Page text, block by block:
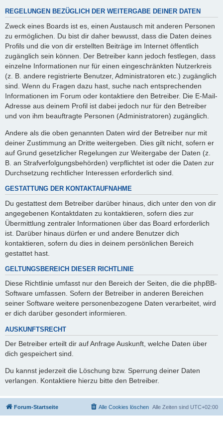
REGELUNGEN BEZÜGLICH DER WEITERGABE DEINER DATEN
Zweck eines Boards ist es, einen Austausch mit anderen Personen
zu ermöglichen. Du bist dir daher bewusst, dass die Daten deines
Profils und die von dir erstellten Beiträge im Internet öffentlich
zugänglich sein können. Der Betreiber kann jedoch festlegen, dass
einzelne Informationen nur für einen eingeschränkten Nutzerkreis
(z. B. andere registrierte Benutzer, Administratoren etc.) zugänglich
sind. Wenn du Fragen dazu hast, suche nach entsprechenden
Informationen im Forum oder kontaktiere den Betreiber. Die E-Mail-
Adresse aus deinem Profil ist dabei jedoch nur für den Betreiber
und von ihm beauftragte Personen (Administratoren) zugänglich.
Andere als die oben genannten Daten wird der Betreiber nur mit
deiner Zustimmung an Dritte weitergeben. Dies gilt nicht, sofern er
auf Grund gesetzlicher Regelungen zur Weitergabe der Daten (z.
B. an Strafverfolgungsbehörden) verpflichtet ist oder die Daten zur
Durchsetzung rechtlicher Interessen erforderlich sind.
GESTATTUNG DER KONTAKTAUFNAHME
Du gestattest dem Betreiber darüber hinaus, dich unter den von dir
angegebenen Kontaktdaten zu kontaktieren, sofern dies zur
Übermittlung zentraler Informationen über das Board erforderlich
ist. Darüber hinaus dürfen er und andere Benutzer dich
kontaktieren, sofern du dies in deinem persönlichen Bereich
gestattet hast.
GELTUNGSBEREICH DIESER RICHTLINIE
Diese Richtlinie umfasst nur den Bereich der Seiten, die die phpBB-
Software umfassen. Sofern der Betreiber in anderen Bereichen
seiner Software weitere personenbezogene Daten verarbeitet, wird
er dich darüber gesondert informieren.
AUSKUNFTSRECHT
Der Betreiber erteilt dir auf Anfrage Auskunft, welche Daten über
dich gespeichert sind.
Du kannst jederzeit die Löschung bzw. Sperrung deiner Daten
verlangen. Kontaktiere hierzu bitte den Betreiber.
Forum-Startseite Alle Zeiten sind UTC+02:00
Alle Cookies löschen